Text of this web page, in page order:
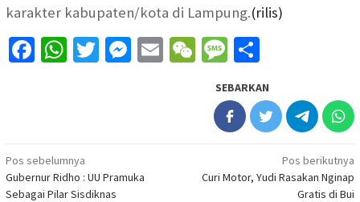
karakter kabupaten/kota di Lampung.(rilis)
Facebook
WhatsApp
Twitter
Messenger
EmailWeChatMessage
SEBARKAN
Navigasi
pos
Pos sebelumnya
Gubernur Ridho : UU Pramuka
Sebagai Pilar Sisdiknas
Pos berikutnya
Curi Motor, Yudi Rasakan Nginap
Gratis di Bui